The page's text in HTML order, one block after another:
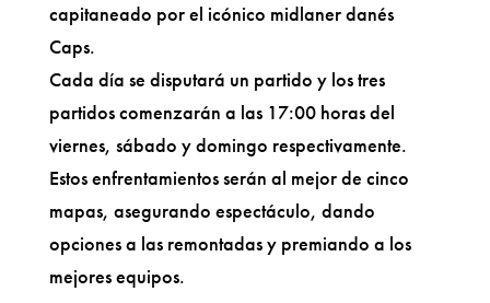
capitaneado por el icónico midlaner danés
Caps.
Cada día se disputará un partido y los tres
partidos comenzarán a las 17:00 horas del
viernes, sábado y domingo respectivamente.
Estos enfrentamientos serán al mejor de cinco
mapas, asegurando espectáculo, dando
opciones a las remontadas y premiando a los
mejores equipos.